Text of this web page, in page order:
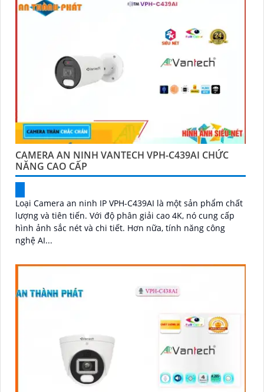
CAMERA AN NINH VANTECH VPH-C439AI CHỨC
NĂNG CAO CẤP
Loại Camera an ninh IP VPH-C439AI là một sản phẩm chất
lượng và tiên tiến. Với độ phân giải cao 4K, nó cung cấp
hình ảnh sắc nét và chi tiết. Hơn nữa, tính năng công
nghệ AI...